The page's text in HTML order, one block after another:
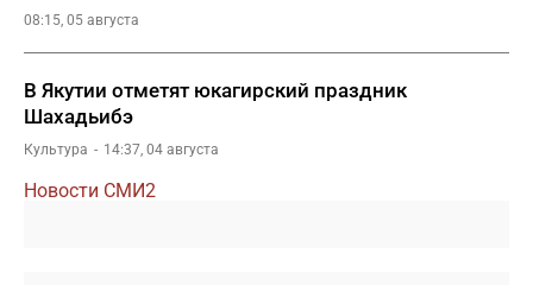
08:15, 05 августа
В Якутии отметят юкагирский праздник
Шахадьибэ
Культура 14:37, 04 августа
Новости СМИ2